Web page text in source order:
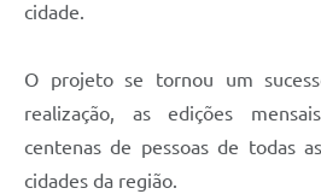
cidade.
O projeto se tornou um
realização, as edições
centenas de pessoas de todas
cidades da região.